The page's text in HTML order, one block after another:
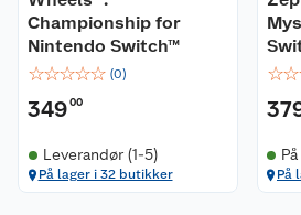
Championship for
Nintendo Switch™
☆☆☆☆☆ (0)
34900
Leverandør (1-5)
På lager i 32 butikker
☆☆
På